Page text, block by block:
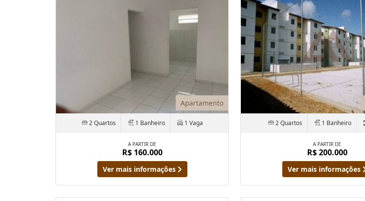
Apartamento
2 Quartos 1 Banheiro 1 Vaga
A PARTIR DE
R$ 160.000
Ver mais informações
2 Quartos 1 Banheiro
A PARTIR DE
R$ 200.000
Ver mais informações